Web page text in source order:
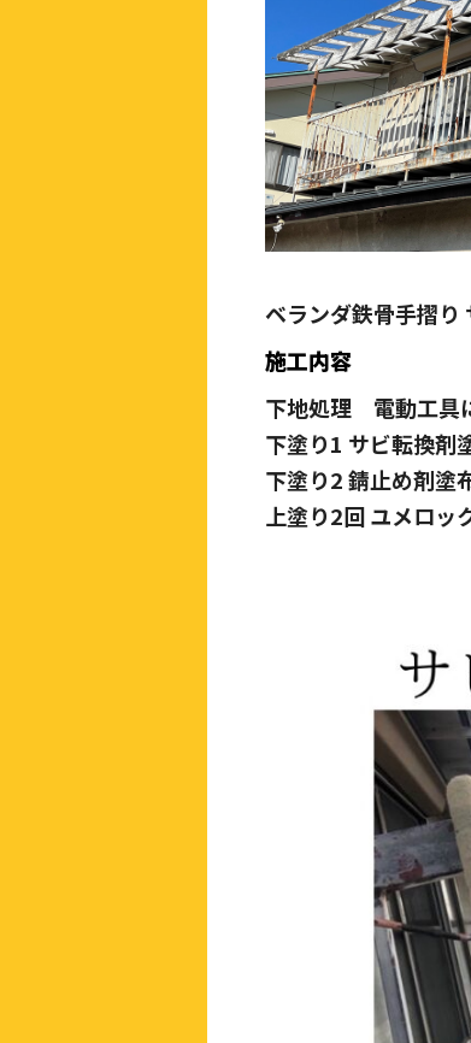
ベランダ鉄骨手摺り
施工内容
下地処理 電動工具
下塗り1 サビ転換剤
下塗り2 錆止め剤塗
上塗り2回 ユメロ